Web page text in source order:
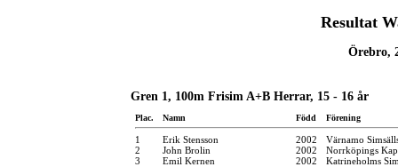
Resultat
Örebro,
Gren 1, 100m Frisim A+B Herrar, 15 - 16 år
Plac. Namn Född Förening
1 Erik Stensson 2002
Värnamo
2
John Brolin 2002
Norrköpings
3
Emil Kernen 2002
Katrineholms